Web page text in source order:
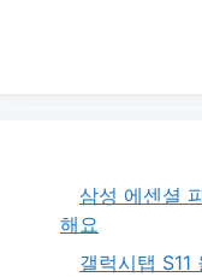
삼성 에센셜
해요
갤럭시탭 S11